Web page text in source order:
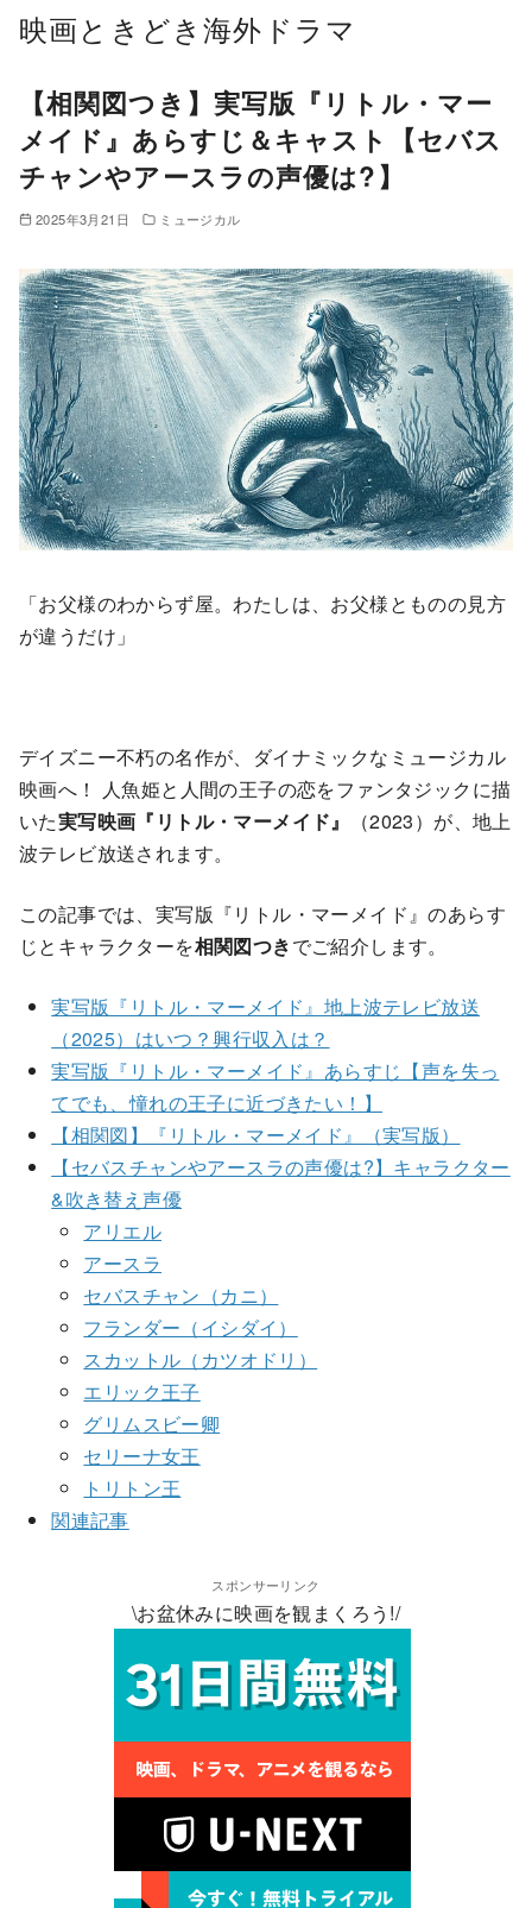
映画ときどき海外ドラマ
【相関図つき】実写版『リトル・マー
メイド』あらすじ＆キャスト【セバス
チャンやアースラの声優は?】
2025年3月21日 ミュージカル
「お父様のわからず屋。わたしは、お父様とものの見方
が違うだけ」
デイズニー不朽の名作が、ダイナミックなミュージカル
映画へ！ 人魚姫と人間の王子の恋をファンタジックに描
いた実写映画『リトル・マーメイド』
（2023）が、地上
波テレビ放送されます。
この記事では、実写版『リトル・マーメイド』のあらす
じとキャラクターを相関図つきでご紹介します。
実写版『リトル・マーメイド』地上波テレビ放送
（2025）はいつ？興行収入は？
実写版『リトル・マーメイド』あらすじ【声を失っ
てでも、憧れの王子に近づきたい！】
【相関図】『リトル・マーメイド』（実写版）
【セバスチャンやアースラの声優は?】キャラクター
&吹き替え声優
アリエル
アースラ
セバスチャン（カニ）
フランダー（イシダイ）
スカットル（カツオドリ）
エリック王子
グリムスビー卿
セリーナ女王
トリトン王
関連記事
スポンサーリンク
\お盆休みに映画を観まくろう!/